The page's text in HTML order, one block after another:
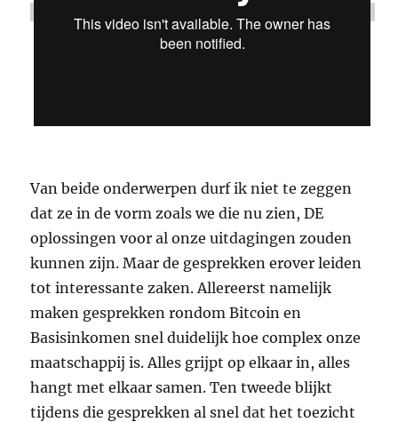
Van beide onderwerpen durf ik niet te zeggen
dat ze in de vorm zoals we die nu zien, DE
oplossingen voor al onze uitdagingen zouden
kunnen zijn. Maar de gesprekken erover leiden
tot interessante zaken. Allereerst namelijk
maken gesprekken rondom Bitcoin en
Basisinkomen snel duidelijk hoe complex onze
maatschappij is. Alles grijpt op elkaar in, alles
hangt met elkaar samen. Ten tweede blijkt
tijdens die gesprekken al snel dat het toezicht